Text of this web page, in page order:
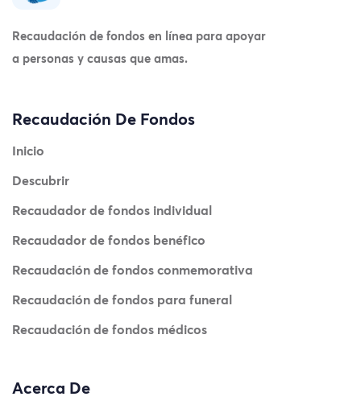
Recaudación de fondos en línea para apoyar
a personas y causas que amas.
Recaudación De Fondos
Inicio
Descubrir
Recaudador de fondos individual
Recaudador de fondos benéfico
Recaudación de fondos conmemorativa
Recaudación de fondos para funeral
Recaudación de fondos médicos
Acerca De